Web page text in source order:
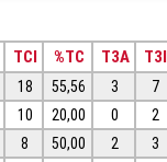
TCI %TC T3A T3I
18 55,56 3
7
10 20,00 0
2
8 50,00 2
3